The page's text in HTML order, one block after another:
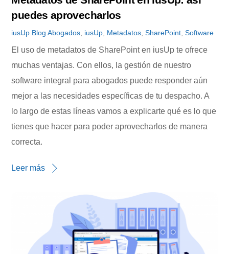
puedes aprovecharlos
iusUp Blog Abogados iusUp Metadatos ,SharePoint ,Software
El uso de metadatos de SharePoint en iusUp te ofrece
muchas ventajas. Con ellos, la gestión de nuestro
software integral para abogados puede responder aún
mejor a las necesidades específicas de tu despacho. A
lo largo de estas líneas vamos a explicarte qué es lo que
tienes que hacer para poder aprovecharlos de manera
correcta.
Leer más